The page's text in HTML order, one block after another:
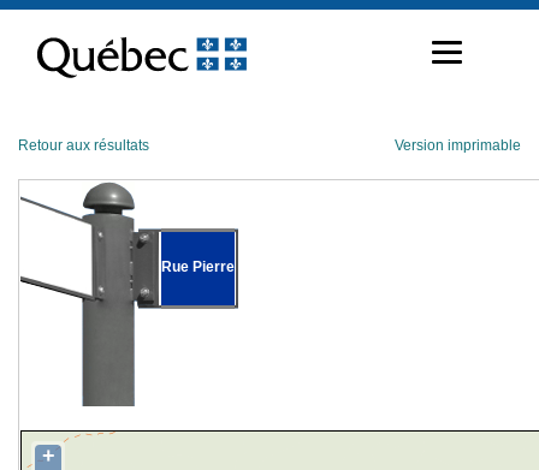
contenu
Retour aux résultats Version imprimable
Rue Pierre
+